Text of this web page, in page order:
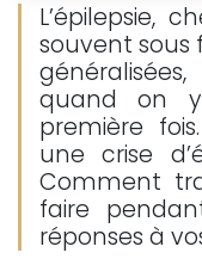
L’épilepsie,
souvent sous
quand on
première
une crise
Comment
faire
réponses à